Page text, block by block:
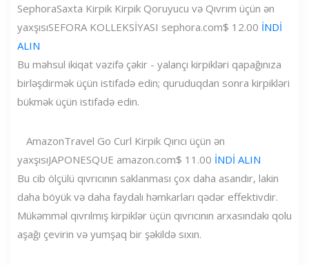
SephoraSaxta Kirpik Kirpik Qoruyucu və Qıvrım üçün ən
yaxşısıSEFORA KOLLEKSİYASI sephora.com$ 12.00 İNDİ
ALIN
Bu məhsul ikiqat vəzifə çəkir - yalançı kirpikləri qapağınıza
birləşdirmək üçün istifadə edin; quruduqdan sonra kirpikləri
bükmək üçün istifadə edin.
AmazonTravel Go Curl Kirpik Qırıcı üçün ən
yaxşısıJAPONESQUE amazon.com$ 11.00 İNDİ ALIN
Bu cib ölçülü qıvrıcının saklanması çox daha asandır, lakin
daha böyük və daha faydalı həmkarları qədər effektivdir.
Mükəmməl qıvrılmış kirpiklər üçün qıvrıcının arxasındakı qolu
aşağı çevirin və yumşaq bir şəkildə sıxın.